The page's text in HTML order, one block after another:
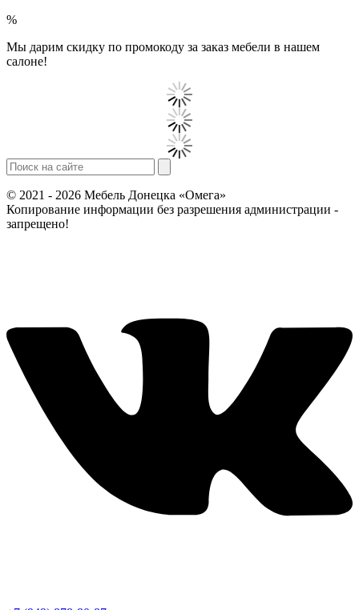
%
Мы дарим скидку по промокоду за заказ мебели в нашем
салоне!
© 2021 - 2026 Мебель Донецка «Омега»
Копирование информации без разрешения администрации -
запрещено!